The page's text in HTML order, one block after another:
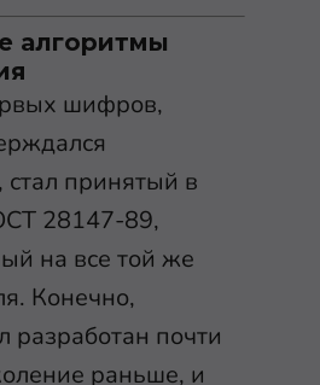
алгоритмы
шифров,
принятый в
28147-89,
на все той же
Конечно,
разработан почти
раньше, и